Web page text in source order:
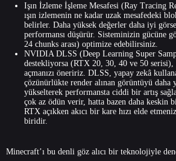
Işın İzleme İşleme Mesafesi (Ray Tracing
ışın izlemenin ne kadar uzak mesafedeki
belirler. Daha yüksek değerler daha iyi
performansı düşürür. Sisteminizin gücüne
24 chunks arası) optimize edebilirsiniz.
NVIDIA DLSS (Deep Learning Super
destekliyorsa (RTX 20, 30, 40 ve 50
açmanızı öneririz. DLSS, yapay zekâ
çözünürlükte render alınan görüntüyü daha
yükselterek performansta ciddi bir artış
çok az ödün verir, hatta bazen daha keskin
RTX açıkken akıcı bir kare hızı elde
biridir.
Minecraft’ı bu denli göz alıcı bir teknolojiyle